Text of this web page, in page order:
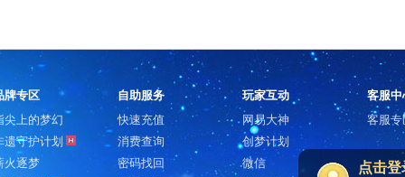
牌专区 自助服务 玩家互动
客服中
尖上的梦幻
遗守护计划
火逐梦
快速充值
消费查询
密码找回
网易大神
创梦计划
微信
客服专
点击登